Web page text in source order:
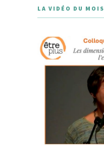
LA VIDÉO DU MOIS